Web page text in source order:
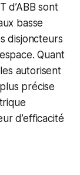
d’ABB sont
basse
disjoncteurs
Quant
autorisent
précise
d’efficacité